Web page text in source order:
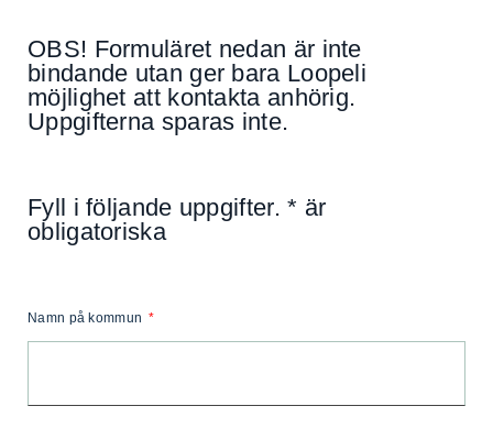
OBS! Formuläret nedan är inte
bindande utan ger bara Loopeli
möjlighet att kontakta anhörig.
Uppgifterna sparas inte.
Fyll i följande uppgifter. * är
obligatoriska
Namn på kommun